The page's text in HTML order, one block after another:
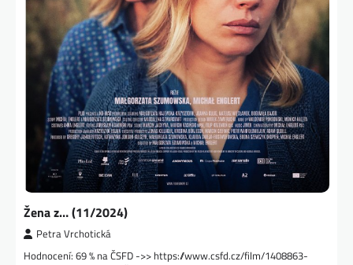
Žena z… (11/2024)
Petra Vrchotická
Hodnocení: 69 % na ČSFD ->> https://www.csfd.cz/film/1408863-